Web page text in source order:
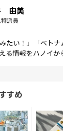
由美
派員
たい！」「ベト
る情報をハノイか
すめ